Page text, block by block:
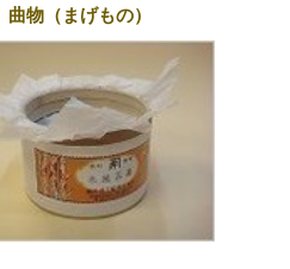
曲物（まげもの）